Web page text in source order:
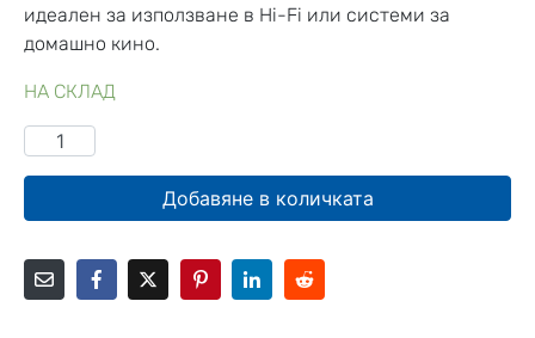
идеален за използване в Hi-Fi или системи за
домашно кино.
НА СКЛАД
Добавяне в количката